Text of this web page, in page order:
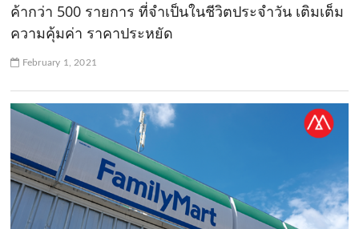
ค้ากว่า 500 รายการ ที่จำเป็นในชีวิตประจำวัน เติมเต็ม
ความคุ้มค่า ราคาประหยัด
February 1, 2021